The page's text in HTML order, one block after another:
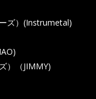
ズ）(Instrumetal)
）（JIMMY)